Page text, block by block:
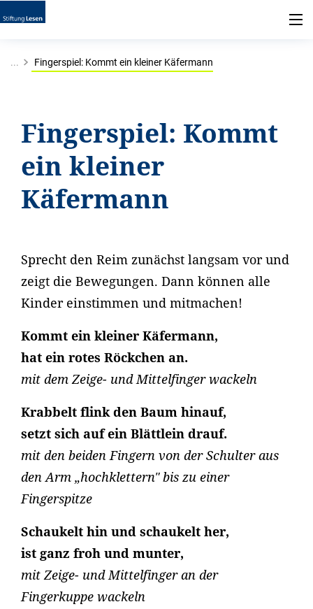
... Fingerspiel: Kommt ein kleiner Käfermann
Fingerspiel: Kommt
ein kleiner
Käfermann
Sprecht den Reim zunächst langsam vor und
zeigt die Bewegungen. Dann können alle
Kinder einstimmen und mitmachen!
Kommt ein kleiner Käfermann,
hat ein rotes Röckchen an.
mit dem Zeige- und Mittelfinger wackeln
Krabbelt flink den Baum hinauf,
setzt sich auf ein Blättlein drauf.
mit den beiden Fingern von der Schulter aus
den Arm „hochklettern" bis zu einer
Fingerspitze
Schaukelt hin und schaukelt her,
ist ganz froh und munter,
mit Zeige- und Mittelfinger an der
Fingerkuppe wackeln